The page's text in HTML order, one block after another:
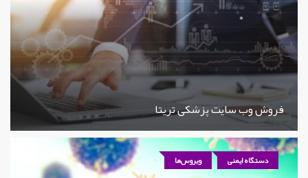
فروش وب سایت پزشکی تریتا
دستگاه ایمنی ویروس‌ها